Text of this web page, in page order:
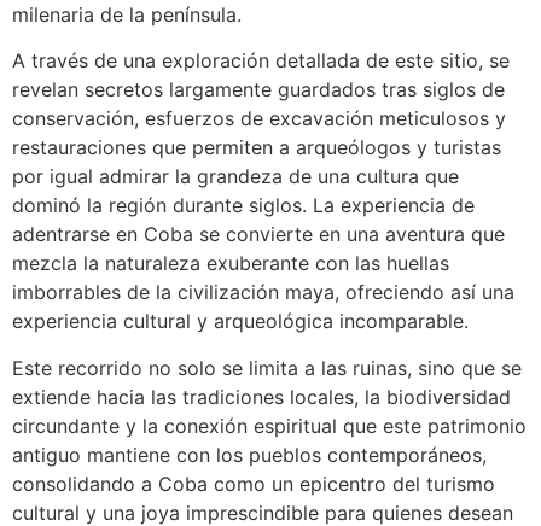
milenaria de la península.
A través de una exploración detallada de este sitio, se
revelan secretos largamente guardados tras siglos de
conservación, esfuerzos de excavación meticulosos y
restauraciones que permiten a arqueólogos y turistas
por igual admirar la grandeza de una cultura que
dominó la región durante siglos. La experiencia de
adentrarse en Coba se convierte en una aventura que
mezcla la naturaleza exuberante con las huellas
imborrables de la civilización maya, ofreciendo así una
experiencia cultural y arqueológica incomparable.
Este recorrido no solo se limita a las ruinas, sino que se
extiende hacia las tradiciones locales, la biodiversidad
circundante y la conexión espiritual que este patrimonio
antiguo mantiene con los pueblos contemporáneos,
consolidando a Coba como un epicentro del turismo
cultural y una joya imprescindible para quienes desean